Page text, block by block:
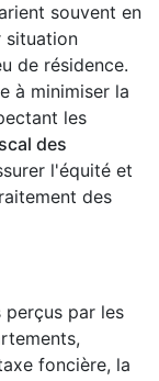
souvent en
situation
de résidence.
à minimiser la
les
des
l'équité et
des
par les
foncière, la